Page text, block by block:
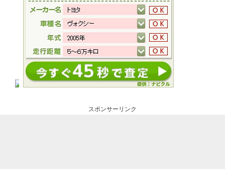
スポンサーリンク